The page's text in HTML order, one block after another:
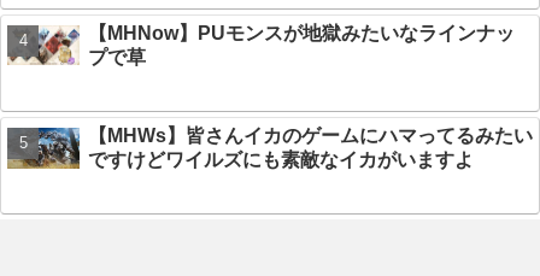
【MHNow】PUモンスが地獄みたいなラインナッ
プで草
【MHWs】皆さんイカのゲームにハマってるみたい
ですけどワイルズにも素敵なイカがいますよ